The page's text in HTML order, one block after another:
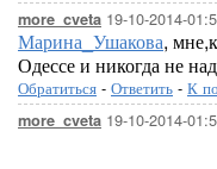
more_cveta 19-10-2014-
Марина_Ушакова,
Одессе и никогда не
Обратиться - Ответить - К
more_cveta 19-10-2014-